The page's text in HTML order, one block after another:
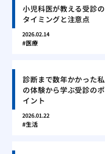
小児科医が教える受診の
タイミングと注意点
2026.02.14
医療
診断まで数年かかった私
の体験から学ぶ受診のポ
イント
2026.01.22
生活